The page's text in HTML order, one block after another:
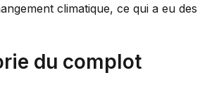
climatique, ce qui a eu
du complot